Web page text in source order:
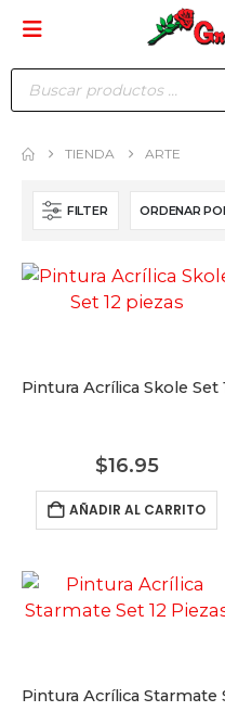
Búsqueda
de
productos
TIENDA ARTE
FILTER
Pintura Acrílica Skole Set
$16.95
AÑADIR AL CARRITO
Pintura Acrílica Starmate